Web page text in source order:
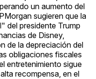
un aumento del
sugieren que la
del presidente Trump
de Disney,
de la depreciación del
obligaciones fiscales
entretenimiento sigue
recompensa, en el